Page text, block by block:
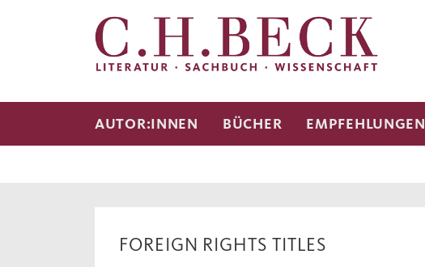
AUTOR:INNEN BÜCHER EMPFEHLUNGEN
FOREIGN RIGHTS TITLES